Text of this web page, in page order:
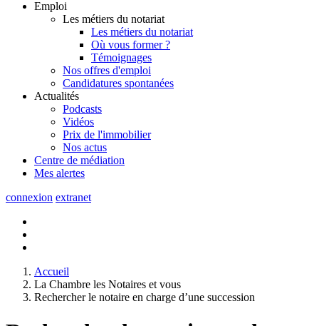
Emploi
Les métiers du notariat
Les métiers du notariat
Où vous former ?
Témoignages
Nos offres d'emploi
Candidatures spontanées
Actualités
Podcasts
Vidéos
Prix de l'immobilier
Nos actus
Centre de médiation
Mes alertes
connexion extranet
Accueil
La Chambre les Notaires et vous
Rechercher le notaire en charge d’une succession